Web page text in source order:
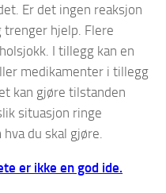
Er det ingen reaksjon
trenger hjelp. Flere
I tillegg kan en
medikamenter i tillegg
kan gjøre tilstanden
situasjon ringe
du skal gjøre.
er ikke en god ide.